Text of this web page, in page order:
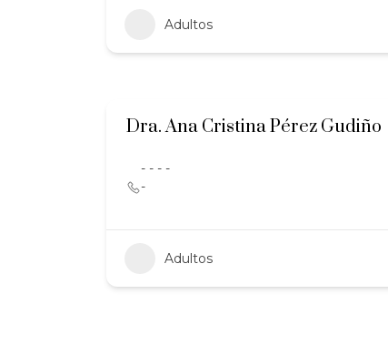
Adultos
Dra. Ana Cristina Pérez Gudiño
- - - -
-
Adultos